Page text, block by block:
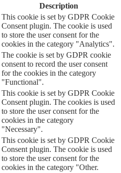
Description
This cookie is set by GDPR Cookie
Consent plugin. The cookie is used
to store the user consent for the
cookies in the category "Analytics".
The cookie is set by GDPR cookie
consent to record the user consent
for the cookies in the category
"Functional".
This cookie is set by GDPR Cookie
Consent plugin. The cookies is used
to store the user consent for the
cookies in the category
"Necessary".
This cookie is set by GDPR Cookie
Consent plugin. The cookie is used
to store the user consent for the
cookies in the category "Other.